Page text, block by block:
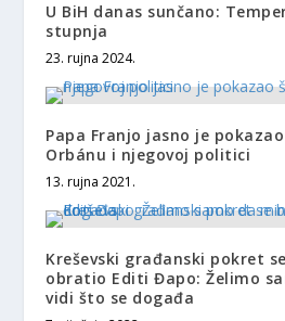
U BiH danas sunčano:
stupnja
23. rujna 2024.
Papa Franjo jasno je
Orbánu i njegovoj politici
13. rujna 2021.
Kreševski građanski pokret
obratio Editi Đapo: Želimo
vidi što se događa